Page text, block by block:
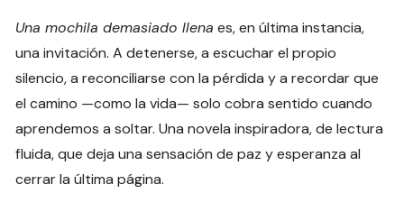
Una mochila demasiado llena es, en última instancia,
una invitación. A detenerse, a escuchar el propio
silencio, a reconciliarse con la pérdida y a recordar que
el camino —como la vida— solo cobra sentido cuando
aprendemos a soltar. Una novela inspiradora, de lectura
fluida, que deja una sensación de paz y esperanza al
cerrar la última página.